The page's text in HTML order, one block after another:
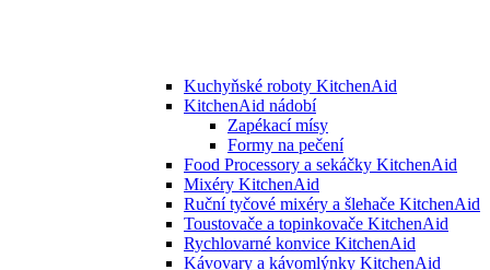
Kuchyňské roboty KitchenAid
KitchenAid nádobí
Zapékací mísy
Formy na pečení
Food Processory a sekáčky KitchenAid
Mixéry KitchenAid
Ruční tyčové mixéry a šlehače KitchenAid
Toustovače a topinkovače KitchenAid
Rychlovarné konvice KitchenAid
Kávovary a kávomlýnky KitchenAid